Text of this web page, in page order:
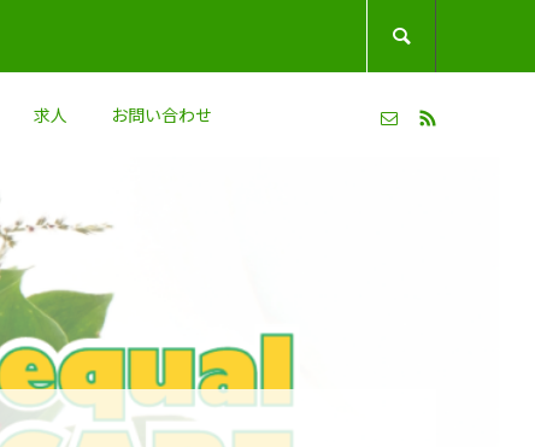

求人 お問い合わせ